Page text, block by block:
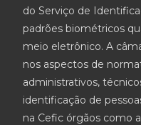
do Serviço de
padrões biométricos
meio eletrônico. A
nos aspectos de
administrativos,
identificação de
na Cefic órgãos como